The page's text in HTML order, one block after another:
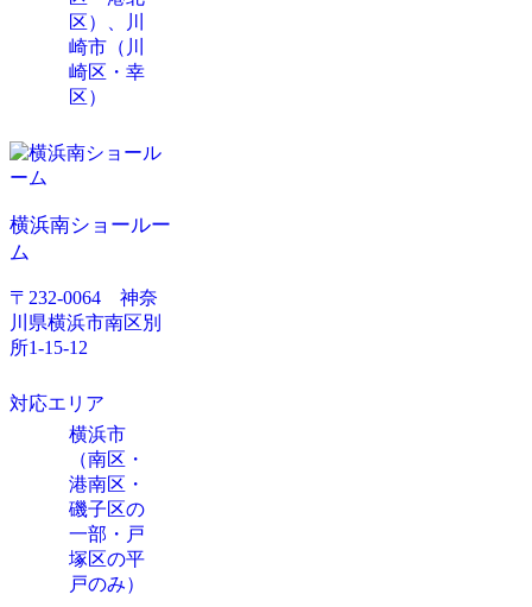
区）、川
崎市（川
崎区・幸
区）
横浜南ショールー
ム
〒232-0064 神奈
川県横浜市南区別
所1-15-12
対応エリア
横浜市
（南区・
港南区・
磯子区の
一部・戸
塚区の平
戸のみ）